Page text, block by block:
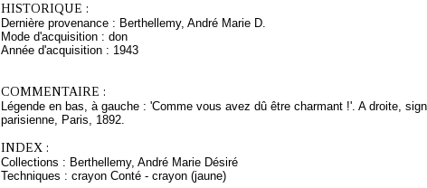
HISTORIQUE :
Dernière provenance : Berthellemy, André Marie D.
Mode d'acquisition : don
Année d'acquisition : 1943
COMMENTAIRE :
Légende en bas, à gauche : 'Comme vous avez dû être charmant !'. A droite,
parisienne, Paris, 1892.
INDEX :
Collections : Berthellemy, André Marie Désiré
Techniques : crayon Conté - crayon (jaune)